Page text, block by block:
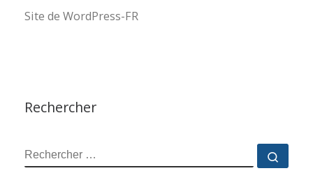
Site de WordPress-FR
Rechercher
RECHERCHER